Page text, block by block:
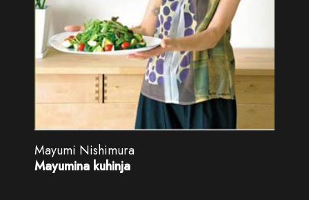
Mayumi Nishimura
Mayumina kuhinja